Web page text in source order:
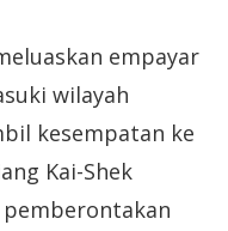
empayar
wilayah
kesempatan ke
Kai-Shek